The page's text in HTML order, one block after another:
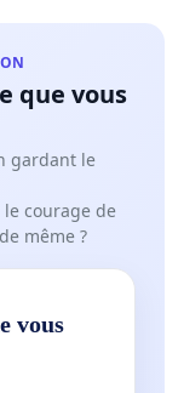
que vous
gardant le
courage de
même ?
vous